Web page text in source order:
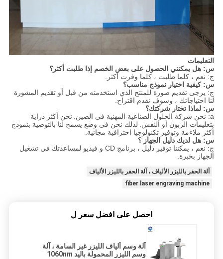
التعليمات
س: هل يمكنني الحصول على بعض الخصم إذا طلبت أكثر؟
ج: نعم ، كلما طلبت ، كلما وفرت أكثر.
س: كيفية اختيار نموذج مناسب؟
ج: يرجى تقديم صورة للمنتج الذي استخدمته من قبل أو تقديم المشورة
لنا احتياجاتك ، وسوف نقدم اقتراح.
س: لماذا تختار شركتك؟
a: نحن شركة الحلول الصناعية المهنية في الصين.
نحن أكثر دراية
بتعليمات الزبون أو النقش. لذلك نحن في وضع يسمح لنا بالتوصية بنموذج
أكثر ملاءمة وتوفير تكنولوجيا احترافية مجانية.
س: هل لديك دليل الجهاز ؟
ج: نعم ، يمكننا توفير دليل ، برنامج CD و فيديو لمساعدتك في تشغيل
الجهاز بخبرة.
آلة الحفر بالليزر الألياف ، آلة الحفر بالليزر الألياف
fiber laser engraving machine
احصل على افضل سعر ل
آلة وسم ألياف الليزر غير السامة ، آلة
وسم الليزر المحمولة باليد 1060nm